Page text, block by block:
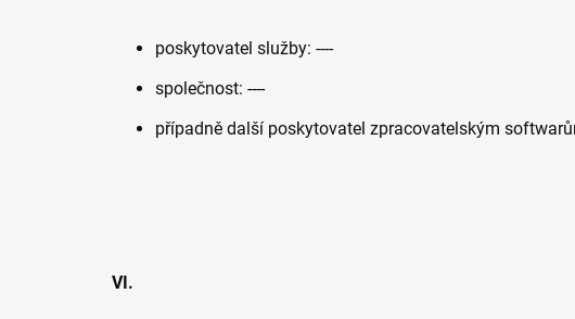
poskytovatel služby: ----
společnost: ----
případně další poskytovatel zpracovatelským
VI.